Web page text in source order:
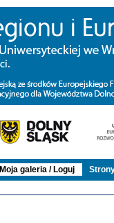
Moja galeria / Loguj